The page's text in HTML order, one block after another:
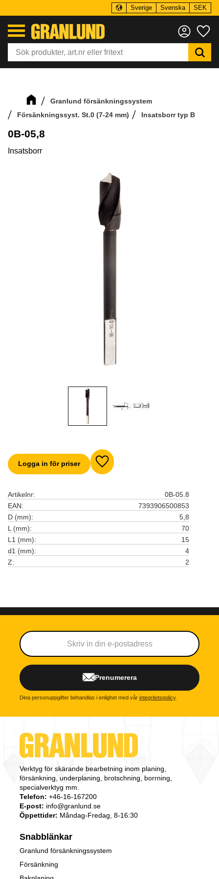
Sverige Svenska SEK
Granlund försänkningssystem
Försänkningssyst. St.0 (7-24 mm)
Insatsborr typ B
0B-05,8
Insatsborr
Logga in för priser Lägg till i favoriter
Artikelnr
0B-05.8
EAN
7393906500853
D (mm)
5,8
L (mm)
70
L1 (mm)
15
d1 (mm)
4
Z
2
Prenumerera
Dina personuppgifter behandlas i enlighet med vår integritetspolicy.
Verktyg för skärande bearbetning inom planing,
försänkning, underplaning, brotschning, borrning,
specialverktyg mm.
Telefon: +46-16-167200
E-post: info@granlund.se
Öppettider: Måndag-Fredag, 8-16:30
Snabblänkar
Granlund försänkningssystem
Försänkning